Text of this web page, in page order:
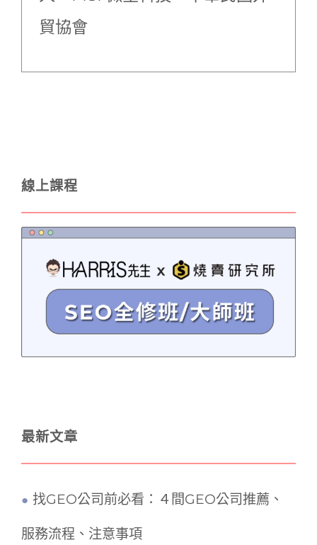
貿協會
線上課程
最新文章
找GEO公司前必看：４間GEO公司推薦、
服務流程、注意事項